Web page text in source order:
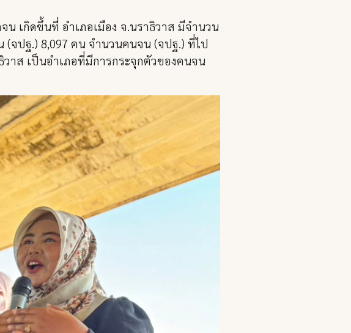
เกิดขึ้นที่ อำเภอเมือง จ.นราธิวาส มีจำนวน
จปฐ.) 8,097 คน จำนวนคนจน (จปฐ.) ที่ไป
าส เป็นอำเภอที่มีการกระจุกตัวของคนจน